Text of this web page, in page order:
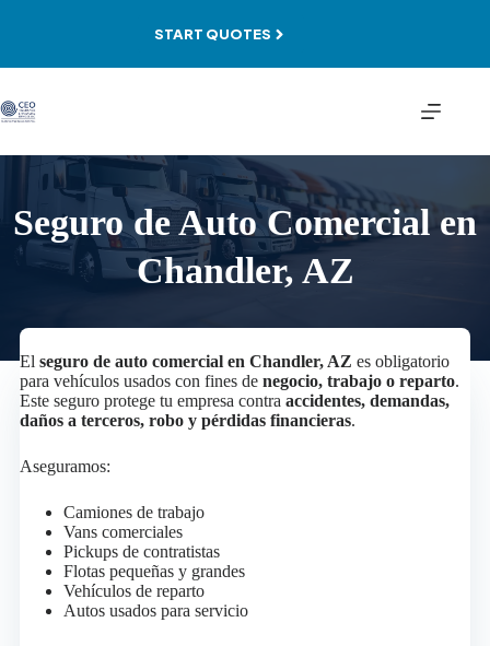
START QUOTES
Seguro de Auto Comercial en
Chandler, AZ
El seguro de auto comercial en Chandler, AZ es obligatorio
para vehículos usados con fines de negocio, trabajo o reparto.
Este seguro protege tu empresa contra accidentes, demandas,
daños a terceros, robo y pérdidas financieras.
Aseguramos:
Camiones de trabajo
Vans comerciales
Pickups de contratistas
Flotas pequeñas y grandes
Vehículos de reparto
Autos usados para servicio